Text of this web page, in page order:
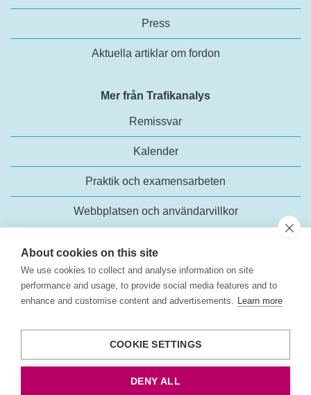
About cookies on this site
We use cookies to collect and analyse information on site
performance and usage, to provide social media features and to
enhance and customise content and advertisements. Learn more
COOKIE SETTINGS
DENY ALL
Press
Aktuella artiklar om fordon
Mer från Trafikanalys
Remissvar
Kalender
Praktik och examensarbeten
Webbplatsen och användarvillkor
Rosenlundsgatan 54
118 63 Stockholm
+46 (0)10-414 42 00